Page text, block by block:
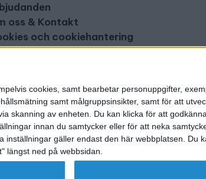
cookies, samt bearbetar personuppgifter,
samt målgruppsinsikter, samt för att
skanning av enheten. Du kan klicka för att
innan du samtycker eller för att neka
gäller endast den här webbplatsen.
längst ned på webbsidan.
oss & Kontakt
och cookiehantering
och disclaimer
Karlsson